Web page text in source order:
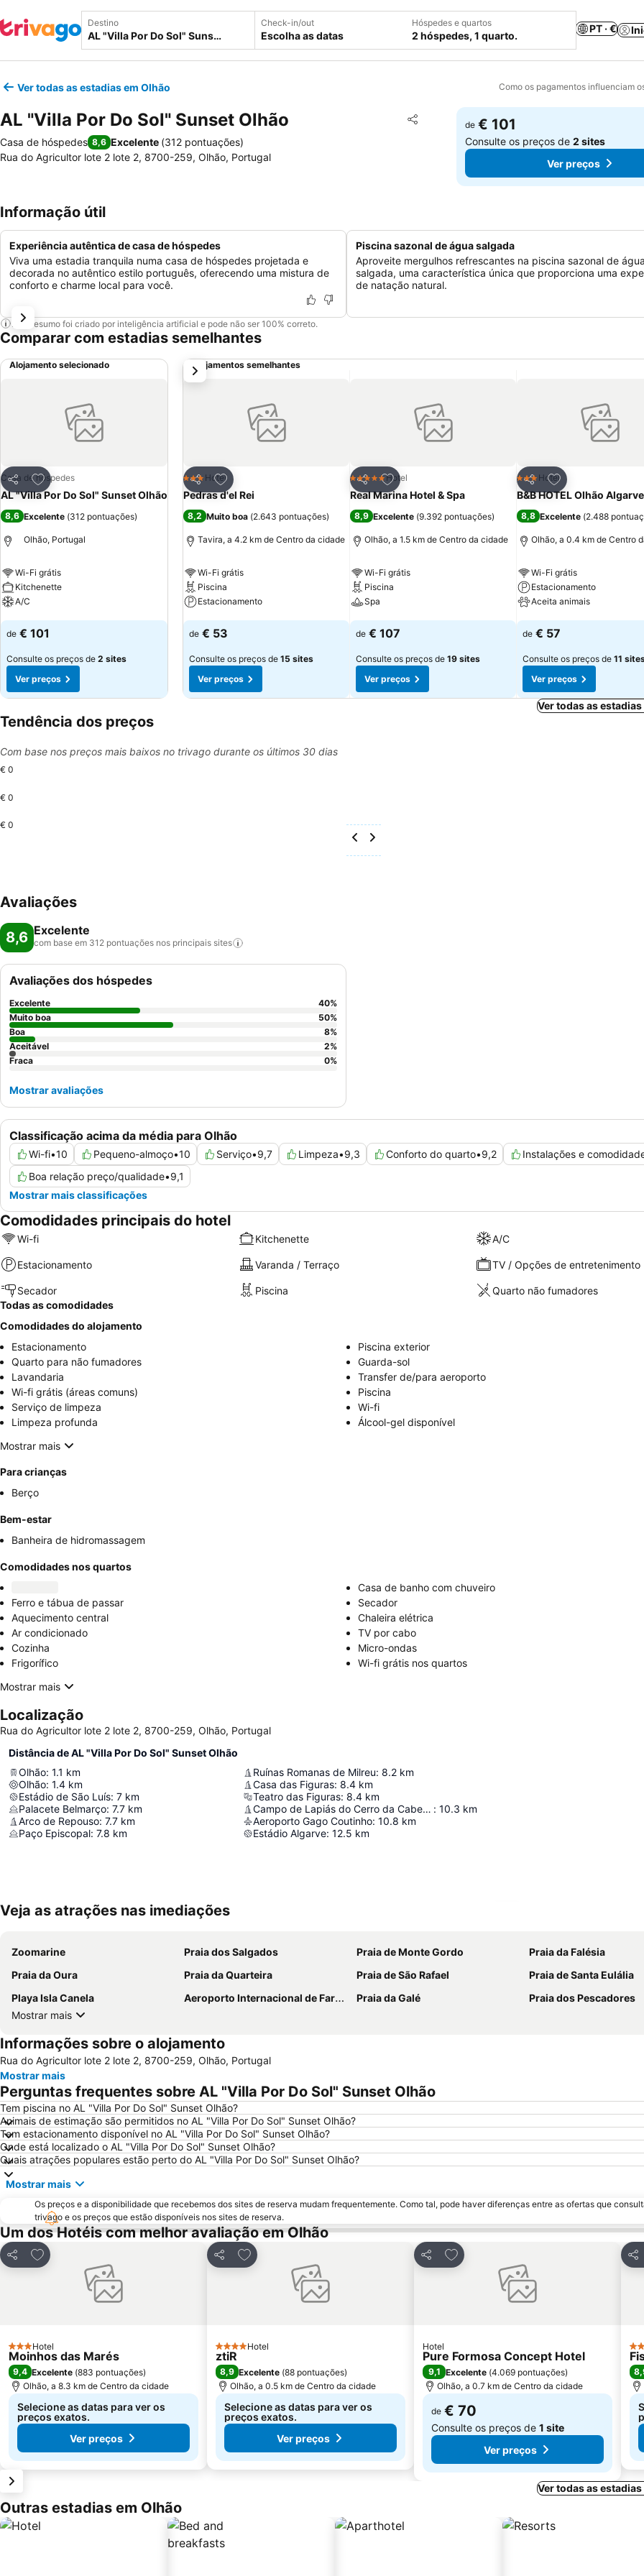
Destino Check-in/out
Escolha as datas
Hóspedes e quartos
2 hóspedes, 1 quarto.
PT · €
Ver todas as estadias em Olhão Como os pagamentos influenciam
AL "Villa Por Do Sol" Sunset Olhão Partilhar
Adicionar aos favoritos
Casa de hóspedes 8,6 Excelente (312 pontuações)
Rua do Agricultor lote 2 lote 2, 8700-259, Olhão, Portugal
de € 101
Consulte os preços de2 sites
Ver preços
Informação útil
Experiência autêntica de casa de hóspedes
Viva uma estadia tranquila numa casa de hóspedes projetada e
decorada no autêntico estilo português, oferecendo uma mistura de
conforto e charme local para você.
Piscina sazonal de água salgada
Aproveite mergulhos refrescantes na piscina sazonal de água
salgada, uma característica única que proporciona uma
de natação natural.
Este resumo foi criado por inteligência artificial e pode não ser 100% correto.
Comparar com estadias semelhantes
Alojamento selecionado
Partilhar
Adicionar aos favoritos
Casa de hóspedes
AL "Villa Por Do Sol" Sunset Olhão
8,6 Excelente (312 pontuações)
Olhão, Portugal
Wi-Fi grátis
Kitchenette
A/C
Ver preços
de € 101
Consulte os preços de 2 sites
Ver preços
Alojamentos semelhantes
Partilhar
Adicionar aos favoritos
3 Estrelas
Hotel
Pedras d'el Rei
8,2 Muito boa (2.643 pontuações)
Tavira, a 4.2 km de Centro da cidade
Wi-Fi grátis
Piscina
Estacionamento
Ver preços
de € 53
Consulte os preços de 15 sites
Ver preços
Partilhar
Adicionar aos favoritos
5 EstrelasHotel
Real Marina Hotel & Spa
8,9 Excelente (9.392 pontuações)
Olhão, a 1.5 km de Centro da cidade
Wi-Fi grátis
Piscina
Spa
Ver preços
de € 107
Consulte os preços de 19 sites
Ver preços
Partilhar
Adicionar aos
3 Estrelas
Hotel
B&B HOTEL Olhão Algarve
8,8 Excelente (2.488
Olhão, a 0.4 km de Centro
Wi-Fi grátis
Estacionamento
Aceita animais
Ver preços
de € 57
Consulte os preços de 11
Ver preços
próximo
Ver todas as estadias
Tendência dos preços
Com base nos preços mais baixos no trivago durante os últimos 30 dias
€ 0
€ 0
€ 0
Avaliações
8,6 Excelente
com base em 312 pontuações nos principais sites
Classificação acima da média para Olhão
Wi-fi•10 Pequeno-almoço•10 Serviço•9,7 Limpeza•9,3 Conforto do quarto•9,2 Instalações e
Boa relação preço/qualidade•9,1
Mostrar mais classificações
Avaliações dos hóspedes
Excelente 40%
Muito boa
50%
Boa
8%
Aceitável
2%
Fraca
0%
Mostrar avaliações
Comodidades principais do hotel
Wi-fi Kitchenette A/C
Estacionamento Varanda / Terraço TV / Opções de entretenimento
Secador Piscina
Quarto não fumadores
Todas as comodidades
Comodidades do alojamento
Estacionamento
Piscina exterior
Quarto para não fumadores
Guarda-sol
Lavandaria
Transfer de/para aeroporto
Wi-fi grátis (áreas comuns)
Piscina
Serviço de limpeza
Wi-fi
Limpeza profunda
Álcool-gel disponível
Mostrar mais
Para crianças
Berço
Bem-estar
Banheira de hidromassagem
Comodidades nos quartos
Casa de banho com chuveiro
Ferro e tábua de passar
Secador
Aquecimento central
Chaleira elétrica
Ar condicionado
TV por cabo
Cozinha
Micro-ondas
Frigorífico
Wi-fi grátis nos quartos
Mostrar mais
Localização
Rua do Agricultor lote 2 lote 2, 8700-259, Olhão, Portugal
Distância de AL "Villa Por Do Sol" Sunset Olhão
Olhão: 1.1 km
Olhão: 1.4 km
Estádio de São Luís: 7 km
Palacete Belmarço: 7.7 km
Arco de Repouso: 7.7 km
Paço Episcopal: 7.8 km
Ruínas Romanas de Milreu: 8.2 km
Casa das Figuras: 8.4 km
Teatro das Figuras: 8.4 km
Campo de Lapiás do Cerro da Cabeça : 10.3 km
Aeroporto Gago Coutinho: 10.8 km
Estádio Algarve: 12.5 km
Veja as atrações nas imediações
Zoomarine Praia dos Salgados Praia de Monte Gordo
Praia da Falésia
Praia da Oura
Praia da Quarteira Praia de São Rafael
Praia de Santa Eulália
Playa Isla Canela
Aeroporto Internacional de Faro - Gago Coutinho Praia da Galé
Praia dos Pescadores
Mostrar mais
Informações sobre o alojamento
Rua do Agricultor lote 2 lote 2, 8700-259, Olhão, Portugal
Mostrar mais
Perguntas frequentes sobre AL "Villa Por Do Sol" Sunset Olhão
Tem piscina no AL "Villa Por Do Sol" Sunset Olhão?
Animais de estimação são permitidos no AL "Villa Por Do Sol" Sunset Olhão?
Tem estacionamento disponível no AL "Villa Por Do Sol" Sunset Olhão?
Onde está localizado o AL "Villa Por Do Sol" Sunset Olhão?
Quais atrações populares estão perto do AL "Villa Por Do Sol" Sunset Olhão?
Mostrar mais
Os preços e a disponibilidade que recebemos dos sites de reserva mudam frequentemente. Como tal, pode haver diferenças entre as ofertas que
trivago e os preços que estão disponíveis nos sites de reserva.
Um dos Hotéis com melhor avaliação em Olhão
Partilhar
Adicionar aos favoritos
3 Estrelas
Hotel
Moinhos das Marés
9,4 Excelente (883 pontuações)
Olhão, a 8.3 km de Centro da cidade
Selecione as datas para ver os
preços exatos.
Ver preços
Partilhar
Adicionar aos favoritos
4 Estrelas
Hotel
ztiR
8,9 Excelente (88 pontuações)
Olhão, a 0.5 km de Centro da cidade
Selecione as datas para ver os
preços exatos.
Ver preços
Partilhar
Adicionar aos favoritos
Hotel
Pure Formosa Concept Hotel
9,1 Excelente (4.069 pontuações)
Olhão, a 0.7 km de Centro da cidade
de € 70
Consulte os preços de 1 site
Ver preços
3
Ver todas as estadias
Outras estadias em Olhão